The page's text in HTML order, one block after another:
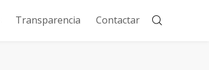
Transparencia Contactar